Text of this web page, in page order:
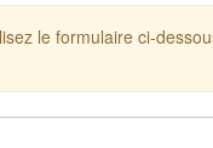
le formulaire ci-